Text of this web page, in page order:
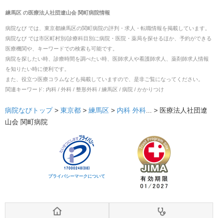
練馬区の医療法人社団遼山会 関町病院情報
病院なび では、 東京都練馬区の関町病院の評判・求人・転職情報を掲載しています。
病院なび では市区町村別/診療科目別に病院・医院・薬局を探せるほか、予約ができる
医療機関や、キーワードでの検索も可能です。
病院を探したい時、診療時間を調べたい時、医師求人や看護師求人、薬剤師求人情報
を知りたい時に便利です。
また、役立つ医療コラムなども掲載していますので、是非ご覧になってください。
関連キーワード: 内科 / 外科 / 整形外科 / 練馬区 / 病院 / かかりつけ
病院なびトップ> 東京都 > 練馬区 > 内科 外科 ... > 医療法人社団遼
山会 関町病院
プライバシーマークについて